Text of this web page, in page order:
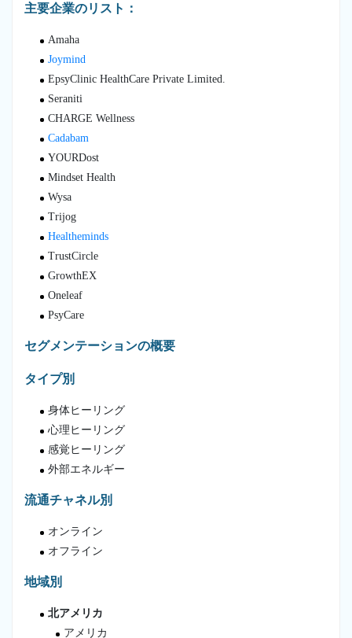
主要企業のリスト：
Amaha
Joymind
EpsyClinic HealthCare Private Limited.
Seraniti
CHARGE Wellness
Cadabam
YOURDost
Mindset Health
Wysa
Trijog
Healtheminds
TrustCircle
GrowthEX
Oneleaf
PsyCare
セグメンテーションの概要
タイプ別
身体ヒーリング
心理ヒーリング
感覚ヒーリング
外部エネルギー
流通チャネル別
オンライン
オフライン
地域別
北アメリカ
アメリカ